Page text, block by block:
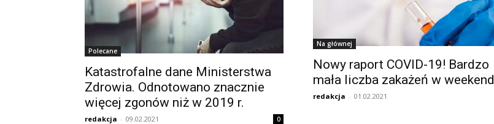
Polecane
Katastrofalne dane Ministerstwa
Zdrowia. Odnotowano znacznie
więcej zgonów niż w 2019 r.
redakcja - 09.02.2021 0
Na głównej
Nowy raport COVID-19! Bardzo
mała liczba zakażeń w weekend
redakcja - 01.02.2021